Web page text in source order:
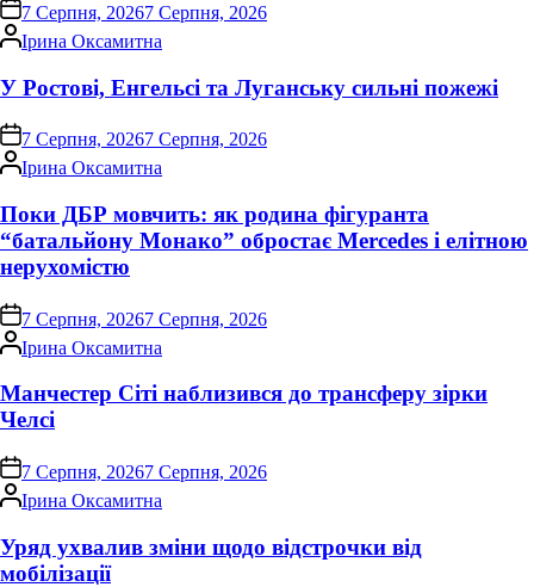
on 7 Серпня, 20267 Серпня, 2026
Опубліковано
Ірина Оксамитна
У Ростові, Енгельсі та Луганську сильні пожежі
on 7 Серпня, 20267 Серпня, 2026
Опубліковано
Ірина Оксамитна
Поки ДБР мовчить: як родина фігуранта
“батальйону Монако” обростає Mercedes і елітною
нерухомістю
on 7 Серпня, 20267 Серпня, 2026
Опубліковано
Ірина Оксамитна
Манчестер Сіті наблизився до трансферу зірки
Челсі
on 7 Серпня, 20267 Серпня, 2026
Опубліковано
Ірина Оксамитна
Уряд ухвалив зміни щодо відстрочки від
мобілізації